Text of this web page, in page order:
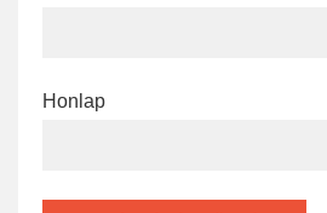
Honlap